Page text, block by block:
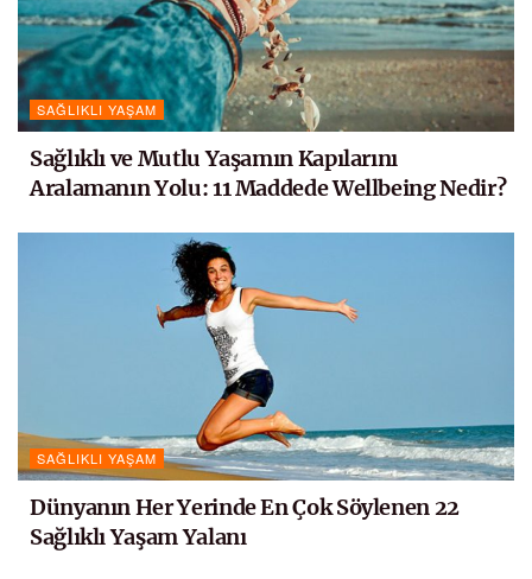
SAĞLIKLI YAŞAM
Sağlıklı ve Mutlu Yaşamın Kapılarını
Aralamanın Yolu: 11 Maddede Wellbeing Nedir?
SAĞLIKLI YAŞAM
Dünyanın Her Yerinde En Çok Söylenen 22
Sağlıklı Yaşam Yalanı